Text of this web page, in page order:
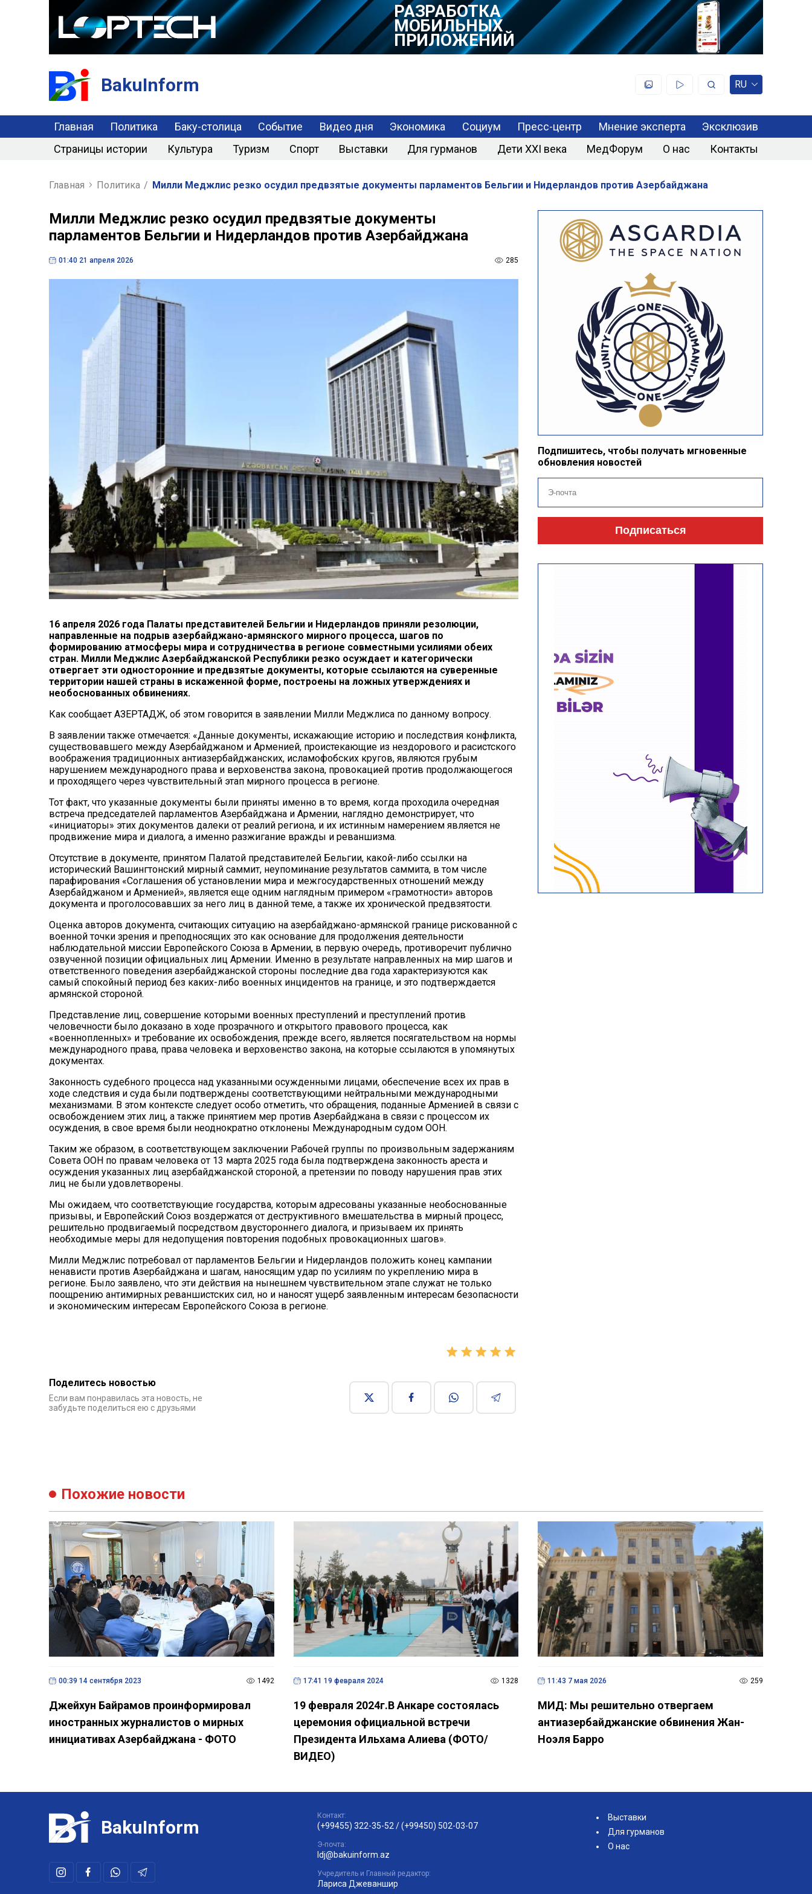
РАЗРАБОТКА
МОБИЛЬНЫХ
ПРИЛОЖЕНИЙ
BakuInform RU
Главная Политика Баку-столица Событие Видео дня Экономика Социум Пресс-центр Мнение эксперта
Эксклюзив
Страницы истории
Культура Туризм Спорт Выставки Для гурманов Дети XXI века МедФорум О нас Контакты
Главная Политика / Милли Меджлис резко осудил предвзятые документы парламентов Бельгии и Нидерландов против Азербайджана
Милли Меджлис резко осудил предвзятые документы
парламентов Бельгии и Нидерландов против Азербайджана
01:40 21 апреля 2026 285
16 апреля 2026 года Палаты представителей Бельгии и Нидерландов приняли резолюции,
направленные на подрыв азербайджано-армянского мирного процесса, шагов по
формированию атмосферы мира и сотрудничества в регионе совместными усилиями обеих
стран. Милли Меджлис Азербайджанской Республики резко осуждает и категорически
отвергает эти односторонние и предвзятые документы, которые ссылаются на суверенные
территории нашей страны в искаженной форме, построены на ложных утверждениях и
необоснованных обвинениях.
Как сообщает АЗЕРТАДЖ, об этом говорится в заявлении Милли Меджлиса по данному вопросу.
В заявлении также отмечается: «Данные документы, искажающие историю и последствия конфликта,
существовавшего между Азербайджаном и Арменией, проистекающие из нездорового и расистского
воображения традиционных антиазербайджанских, исламофобских кругов, являются грубым
нарушением международного права и верховенства закона, провокацией против продолжающегося
и проходящего через чувствительный этап мирного процесса в регионе.
Тот факт, что указанные документы были приняты именно в то время, когда проходила очередная
встреча председателей парламентов Азербайджана и Армении, наглядно демонстрирует, что
«инициаторы» этих документов далеки от реалий региона, и их истинным намерением является не
продвижение мира и диалога, а именно разжигание вражды и реваншизма.
Отсутствие в документе, принятом Палатой представителей Бельгии, какой-либо ссылки на
исторический Вашингтонский мирный саммит, неупоминание результатов саммита, в том числе
парафирования «Соглашения об установлении мира и межгосударственных отношений между
Азербайджаном и Арменией», является еще одним наглядным примером «грамотности» авторов
документа и проголосовавших за него лиц в данной теме, а также их хронической предвзятости.
Оценка авторов документа, считающих ситуацию на азербайджано-армянской границе рискованной с
военной точки зрения и преподносящих это как основание для продолжения деятельности
наблюдательной миссии Европейского Союза в Армении, в первую очередь, противоречит публично
озвученной позиции официальных лиц Армении. Именно в результате направленных на мир шагов и
ответственного поведения азербайджанской стороны последние два года характеризуются как
самый спокойный период без каких-либо военных инцидентов на границе, и это подтверждается
армянской стороной.
Представление лиц, совершение которыми военных преступлений и преступлений против
человечности было доказано в ходе прозрачного и открытого правового процесса, как
«военнопленных» и требование их освобождения, прежде всего, является посягательством на нормы
международного права, права человека и верховенство закона, на которые ссылаются в упомянутых
документах.
Законность судебного процесса над указанными осужденными лицами, обеспечение всех их прав в
ходе следствия и суда были подтверждены соответствующими нейтральными международными
механизмами. В этом контексте следует особо отметить, что обращения, поданные Арменией в связи с
освобождением этих лиц, а также принятием мер против Азербайджана в связи с процессом их
осуждения, в свое время были неоднократно отклонены Международным судом ООН.
Таким же образом, в соответствующем заключении Рабочей группы по произвольным задержаниям
Совета ООН по правам человека от 13 марта 2025 года была подтверждена законность ареста и
осуждения указанных лиц азербайджанской стороной, а претензии по поводу нарушения прав этих
лиц не были удовлетворены.
Мы ожидаем, что соответствующие государства, которым адресованы указанные необоснованные
призывы, и Европейский Союз воздержатся от деструктивного вмешательства в мирный процесс,
решительно продвигаемый посредством двустороннего диалога, и призываем их принять
необходимые меры для недопущения повторения подобных провокационных шагов».
Милли Меджлис потребовал от парламентов Бельгии и Нидерландов положить конец кампании
ненависти против Азербайджана и шагам, наносящим удар по усилиям по укреплению мира в
регионе. Было заявлено, что эти действия на нынешнем чувствительном этапе служат не только
поощрению антимирных реваншистских сил, но и наносят ущерб заявленным интересам безопасности
и экономическим интересам Европейского Союза в регионе.
Поделитесь новостью
Если вам понравилась эта новость, не
забудьте поделиться ею с друзьями
Подпишитесь, чтобы получать мгновенные
обновления новостей
Подписаться
Похожие новости
00:39 14 сентября 2023 1492
Джейхун Байрамов проинформировал
иностранных журналистов о мирных
инициативах Азербайджана - ФОТО
17:41 19 февраля 2024 1328
19 февраля 2024г.В Анкаре состоялась
церемония официальной встречи
Президента Ильхама Алиева (ФОТО/
ВИДЕО)
11:43 7 мая 2026 259
МИД: Мы решительно отвергаем
антиазербайджанские обвинения Жан-
Ноэля Барро
BakuInform
Контакт:
(+99455) 322-35-52 /(+99450) 502-03-07
Э-почта:
ldj@bakuinform.az
Учредитель и Главный редактор:
Лариса Джеваншир
Выставки
Для гурманов
О нас